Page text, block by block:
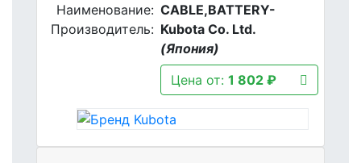
Наименование: CABLE,BATTERY-
Производитель: Kubota Co. Ltd.
(Япония)
Цена от: 1 802 ₽